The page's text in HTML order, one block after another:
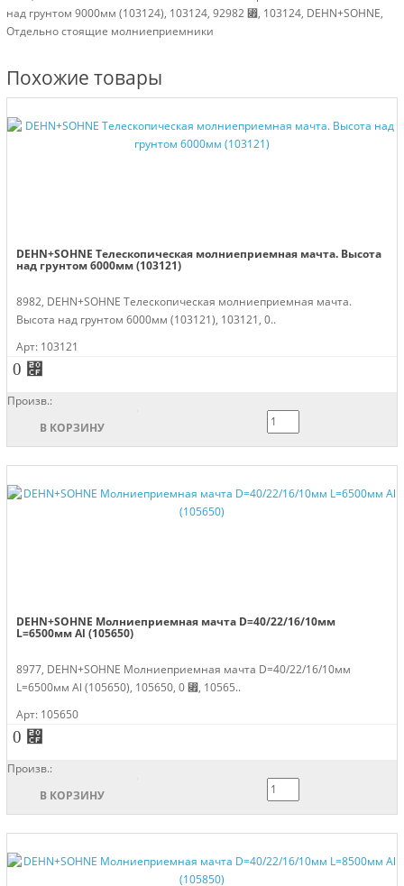
над грунтом 9000мм (103124), 103124, 92982 ⃏, 103124, DEHN+SOHNE,
Отдельно стоящие молниеприемники
Похожие товары
DEHN+SOHNE Телескопическая молниеприемная мачта. Высота
над грунтом 6000мм (103121)
8982, DEHN+SOHNE Телескопическая молниеприемная мачта.
Высота над грунтом 6000мм (103121), 103121, 0..
Арт: 103121
0 ⃏
Произв.:
В КОРЗИНУ
DEHN+SOHNE Молниеприемная мачта D=40/22/16/10мм
L=6500мм Al (105650)
8977, DEHN+SOHNE Молниеприемная мачта D=40/22/16/10мм
L=6500мм Al (105650), 105650, 0 ⃏, 10565..
Арт: 105650
0 ⃏
Произв.:
В КОРЗИНУ